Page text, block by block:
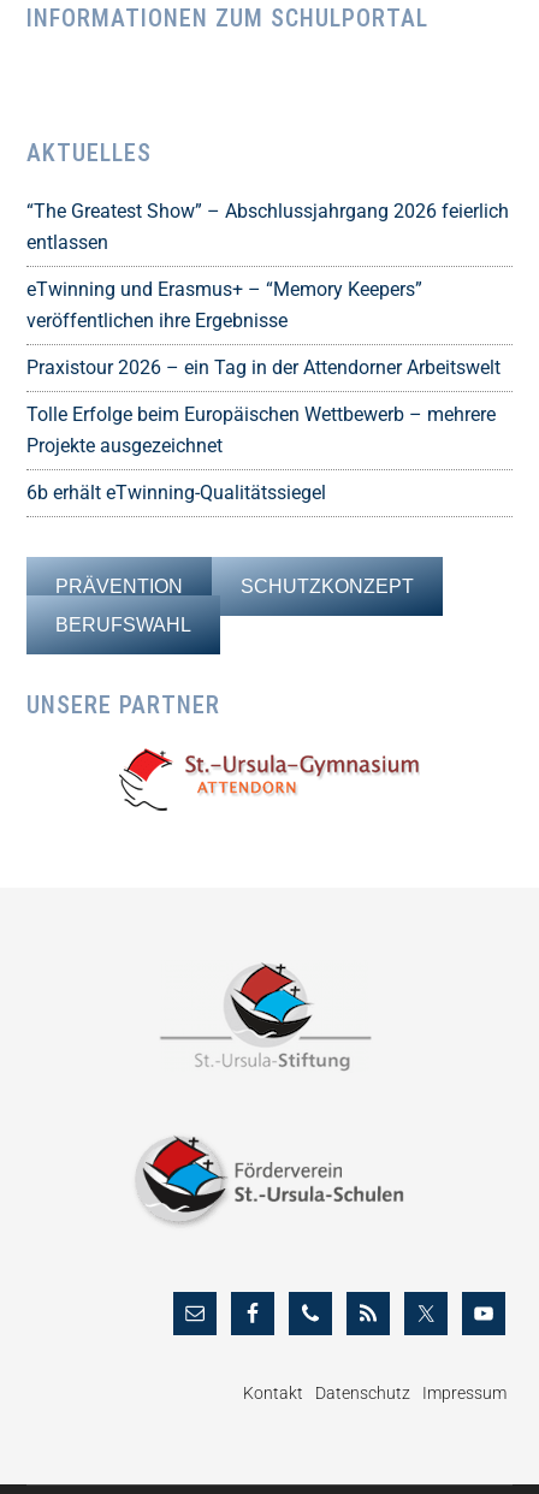
INFORMATIONEN ZUM SCHULPORTAL
AKTUELLES
“The Greatest Show” – Abschlussjahrgang 2026 feierlich
entlassen
eTwinning und Erasmus+ – “Memory Keepers”
veröffentlichen ihre Ergebnisse
Praxistour 2026 – ein Tag in der Attendorner Arbeitswelt
Tolle Erfolge beim Europäischen Wettbewerb – mehrere
Projekte ausgezeichnet
6b erhält eTwinning-Qualitätssiegel
PRÄVENTION
SCHUTZKONZEPT
BERUFSWAHL
UNSERE PARTNER
Kontakt Datenschutz Impressum